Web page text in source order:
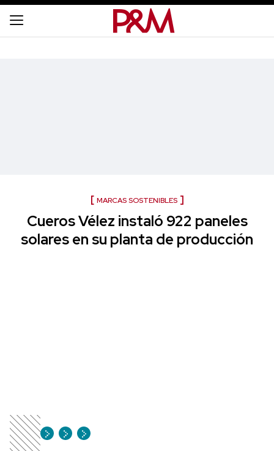
MARCAS SOSTENIBLES
Cueros Vélez instaló 922 paneles
solares en su planta de producción